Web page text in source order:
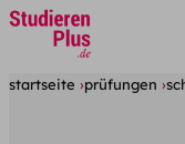
startseite prüfungen